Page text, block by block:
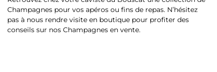
Champagnes pour vos apéros ou fins de repas. N’hésitez
pas à nous rendre visite en boutique pour profiter des
conseils sur nos Champagnes en vente.